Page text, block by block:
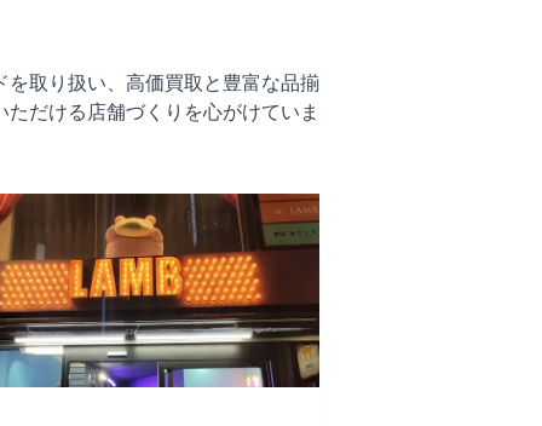
取り扱い、高価買取と豊富な品揃
だける店舗づくりを心がけていま